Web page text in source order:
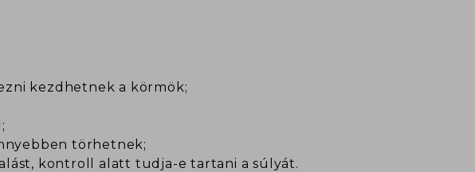
kezdhetnek a körmök;
törhetnek;
kontroll alatt tudja-e tartani a súlyát.